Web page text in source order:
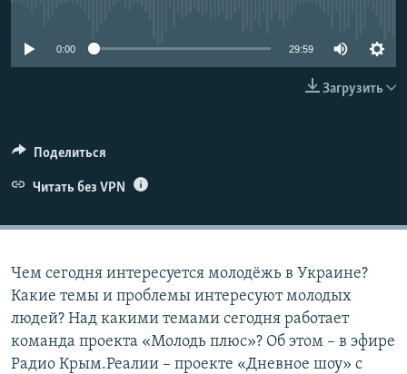
КРЫМ.НЕПОКОРЕННЫЙ
0:00 29:59
Загрузить
Поделиться
Читать без VPN
Чем сегодня интересуется молодёжь в Украине?
Какие темы и проблемы интересуют молодых
людей? Над какими темами сегодня работает
команда проекта «Молодь плюс»? Об этом – в эфире
Радио Крым.Реалии – проекте «Дневное шоу» с